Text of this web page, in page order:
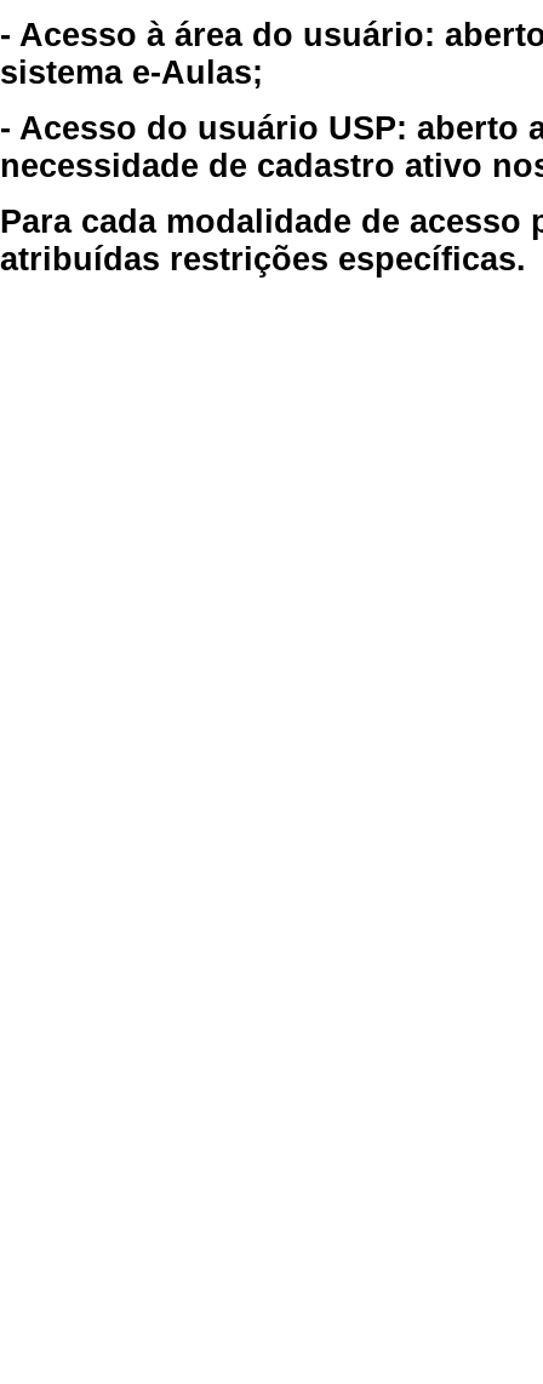
- Acesso à área do usuário:
sistema e-Aulas;
- Acesso do usuário USP: aberto
necessidade de cadastro ativo
Para cada modalidade de
atribuídas restrições específicas.